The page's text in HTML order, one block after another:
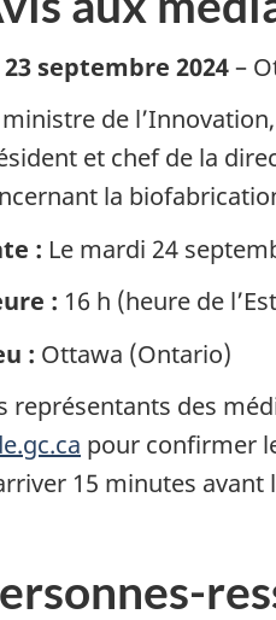
23 septembre 2024–
ministre de
et chef de la
la
: Le mardi 24
: 16 h (heure de
: Ottawa (Ontario)
représentants des
pour confirmer
15 minutes avant